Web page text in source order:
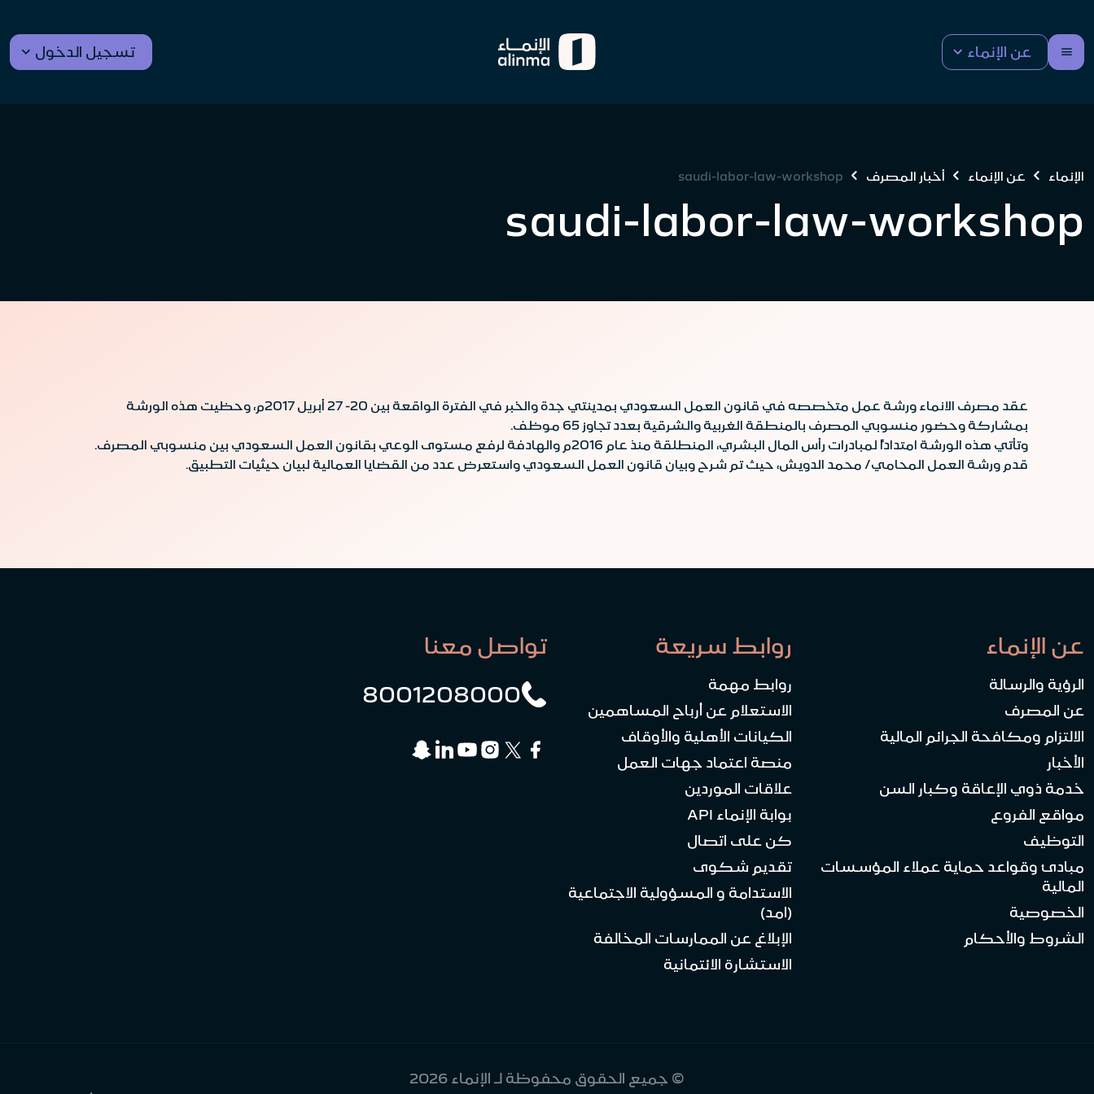
عن الإنماء تسجيل الدخول
الإنماء عن الإنماء أخبار المصرف saudi-labor-law-workshop
saudi-labor-law-workshop
عقد مصرف الانماء ورشة عمل متخصصه في قانون العمل السعودي بمدينتي جدة والخبر في الفترة الواقعة بين 20- 27 أبريل 2017م، وحظيت هذه الورشة
بمشاركة وحضور منسوبي المصرف بالمنطقة الغربية والشرقية بعدد تجاوز 65 موظف.
وتأتي هذه الورشة امتداداً لمبادرات رأس المال البشري، المنطلقة منذ عام 2016م والهادفة لرفع مستوى الوعي بقانون العمل السعودي بين منسوبي المصرف.
قدم ورشة العمل المحامي/ محمد الدويش، حيث تم شرح وبيان قانون العمل السعودي واستعرض عدد من القضايا العمالية لبيان حيثيات التطبيق.
عن الإنماء
الرؤية والرسالة
عن المصرف
الالتزام ومكافحة الجرائم المالية
الأخبار
خدمة ذوي الإعاقة وكبار السن
مواقع الفروع
التوظيف
مبادئ وقواعد حماية عملاء المؤسسات
المالية
الخصوصية
الشروط والأحكام
روابط سريعة
روابط مهمة
الاستعلام عن أرباح المساهمين
الكيانات الأهلية والأوقاف
منصة اعتماد جهات العمل
علاقات الموردين
بوابة الإنماء API
كن على اتصال
تقديم شكوى
الاستدامة و المسؤولية الاجتماعية
(امد)
الإبلاغ عن الممارسات المخالفة
الاستشارة الائتمانية
تواصل معنا
8001208000
© جميع الحقوق محفوظة لـ الإنماء 2026